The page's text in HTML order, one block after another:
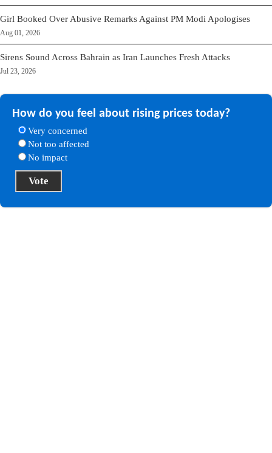
Girl Booked Over Abusive Remarks Against PM Modi Apologises
Aug 01, 2026
Sirens Sound Across Bahrain as Iran Launches Fresh Attacks
Jul 23, 2026
How do you feel about rising prices today?
Very concerned
Not too affected
No impact